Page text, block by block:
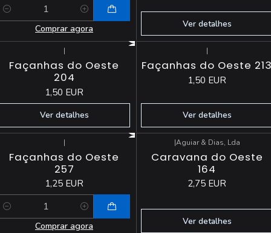
Comprar agora
Ver detalhes
|
Façanhas do Oeste
204
1,50 EUR
Ver detalhes
|
Façanhas do Oeste
1,50 EUR
Ver detalhes
|
Façanhas do Oeste
257
1,25 EUR
Comprar agora
Esgotado
|Aguiar & Dias, Lda
Caravana do Oeste
164
2,75 EUR
Ver detalhes